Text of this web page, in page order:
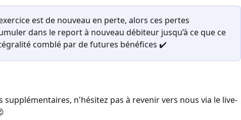
est de nouveau en perte, alors ces pertes
dans le report à nouveau débiteur jusqu’à ce que ce
comblé par de futures bénéfices ✔️
n'hésitez pas à revenir vers nous via le live-